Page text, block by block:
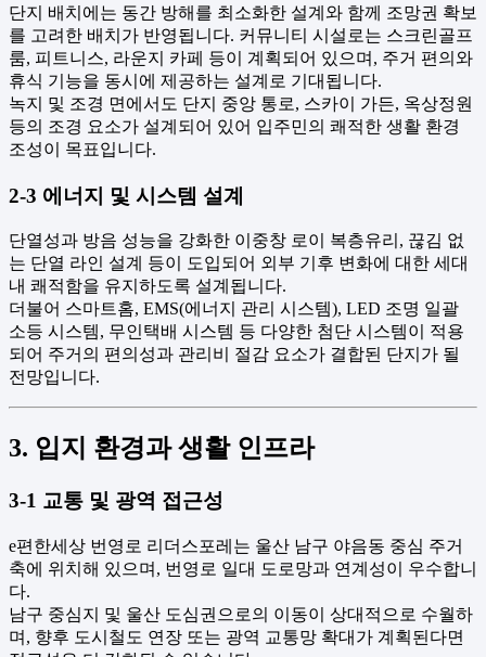
단지 배치에는 동간 방해를 최소화한 설계와 함께 조망권 확보
를 고려한 배치가 반영됩니다. 커뮤니티 시설로는 스크린골프
룸, 피트니스, 라운지 카페 등이 계획되어 있으며, 주거 편의와
휴식 기능을 동시에 제공하는 설계로 기대됩니다.
녹지 및 조경 면에서도 단지 중앙 통로, 스카이 가든, 옥상정원
등의 조경 요소가 설계되어 있어 입주민의 쾌적한 생활 환경
조성이 목표입니다.
2-3 에너지 및 시스템 설계
단열성과 방음 성능을 강화한 이중창 로이 복층유리, 끊김 없
는 단열 라인 설계 등이 도입되어 외부 기후 변화에 대한 세대
내 쾌적함을 유지하도록 설계됩니다.
더불어 스마트홈, EMS(에너지 관리 시스템), LED 조명 일괄
소등 시스템, 무인택배 시스템 등 다양한 첨단 시스템이 적용
되어 주거의 편의성과 관리비 절감 요소가 결합된 단지가 될
전망입니다.
3. 입지 환경과 생활 인프라
3-1 교통 및 광역 접근성
e편한세상 번영로 리더스포레는 울산 남구 야음동 중심 주거
축에 위치해 있으며, 번영로 일대 도로망과 연계성이 우수합니
다.
남구 중심지 및 울산 도심권으로의 이동이 상대적으로 수월하
며, 향후 도시철도 연장 또는 광역 교통망 확대가 계획된다면